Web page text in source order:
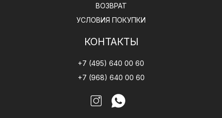
ВОЗВРАТ
УСЛОВИЯ ПОКУПКИ
КОНТАКТЫ
+7 (495) 640 00 60
+7 (968) 640 00 60